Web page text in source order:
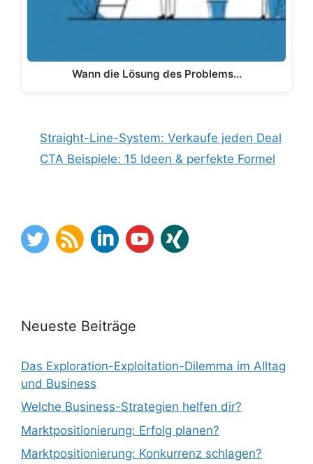
Wann die Lösung des Problems…
Straight-Line-System: Verkaufe jeden Deal
CTA Beispiele: 15 Ideen & perfekte Formel
Neueste Beiträge
Das Exploration-Exploitation-Dilemma im Alltag
und Business
Welche Business-Strategien helfen dir?
Marktpositionierung: Erfolg planen?
Marktpositionierung: Konkurrenz schlagen?